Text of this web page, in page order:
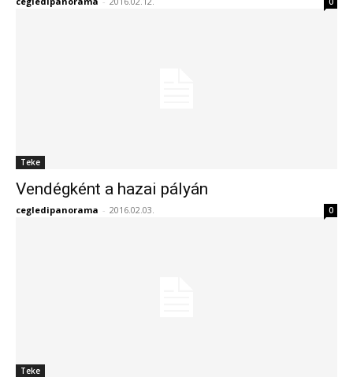
Teke
Vendégként a hazai pályán
cegledipanorama - 2016.02.03. 0
Teke